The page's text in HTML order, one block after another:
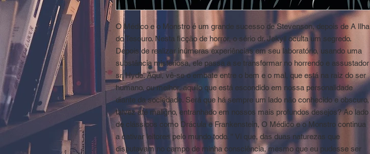
O Médico e o Monstro é um grande sucesso de Stevenson, depois de A Ilha
do Tesouro. Nesta ficção de horror, o sério dr. Jekyll oculta um segredo.
Depois de realizar inúmeras experiências em seu laboratório, usando uma
substância misteriosa, ele passa a se transformar no horrendo e assustador
sr. Hyde. Aqui, vê-se o embate entre o bem e o mal, que está na raiz do ser
humano, ou melhor, aquilo que está escondido em nossa personalidade
diante da sociedade. Será que há sempre um lado não conhecido e obscuro,
talvez até maligno, entranhado em nossos mais profundos desejos? Ao lado
de clássicos como Drácula e Frankenstein, O Médico e o Monstro continua
a cativar leitores pelo mundo todo. '' Vi que, das duas naturezas que
disputavam no campo de minha consciência, mesmo que eu pudesse ser